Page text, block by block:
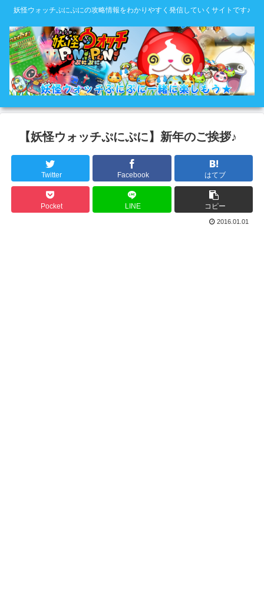
妖怪ウォッチぷにぷにの攻略情報をわかりやすく発信していくサイトです♪
【妖怪ウォッチぷにぷに】新年のご挨拶♪
Twitter Facebook はてブ
Pocket LINE コピー
2016.01.01